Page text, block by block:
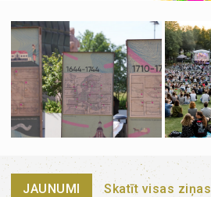
JAUNUMI Skatīt visas ziņas